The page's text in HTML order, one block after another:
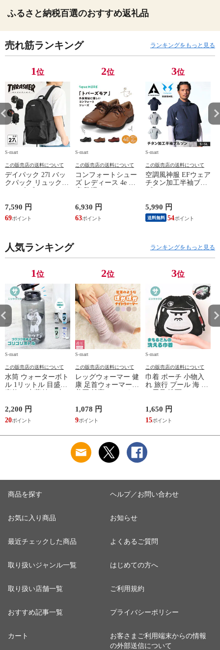
ふるさと納税百選のおすすめ返礼品
売れ筋ランキング ランキングをもっと見る
1位
S-mart
この販売店の送料について
デイパック 27l バッ
クパック リュック
鞄 機内持ち込み 夏
スラッシャー
THRASHER r1929
7,590 円
69
2位
S-mart
この販売店の送料について
コンフォートシュー
ズ レディース 4e 幅
シューズ 黒 トパー
ズ モア 靴 カジュア
ルシューズ 外反母趾
TOPAZ 1410
6,930 円
63
3位
S-mart
この販売店の送料について
空調風神服 EFウェア
チタン加工半袖ブル
ジャケット 遮熱 作
業服 作業着 上着 ア
タックベース KF100
5,990 円
送料無料 54
人気ランキング ランキングをもっと見る
1位
S-mart
この販売店の送料について
水筒 ウォーターボト
ル 1リットル 目盛り
マイボトル 動物 ア
ニマル ゴリラ ごリ
ラックス ゴリゴリボ
2,200 円
20
2位
S-mart
この販売店の送料について
レッグウォーマー 健
康 足首ウォーマー
ふんわり 足湯のよう
なぽかぽかナイトウ
ォーマー inf-26
1,078 円
9
3位
S-mart
この販売店の送料について
巾着 ポーチ 小物入
れ 旅行 プール 海 バ
サウナ ごリラックス
まもるさんの洗える
巾着 ブラック 黒
1,650 円
15
商品を探す
お気に入り商品
最近チェックした商品
取り扱いジャンル一覧
取り扱い店舗一覧
おすすめ記事一覧
カート
ヘルプ／お問い合わせ
お知らせ
よくあるご質問
はじめての方へ
ご利用規約
プライバシーポリシー
お客さまご利用端末からの情報
の外部送信について